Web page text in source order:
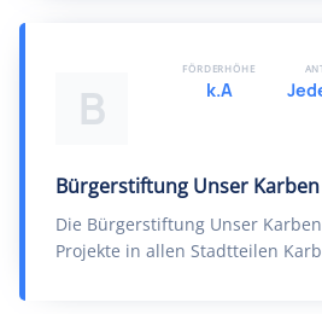
B
Bürgerstiftung Unser Karben
Die Bürgerstiftung Unser
Projekte in allen Stadtteilen
FÖRDERHÖHE
k.A